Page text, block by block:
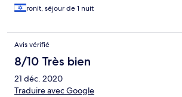
ronit, séjour de 1 nuit
Avis vérifié
8/10 Très bien
21 déc. 2020
Traduire avec Google